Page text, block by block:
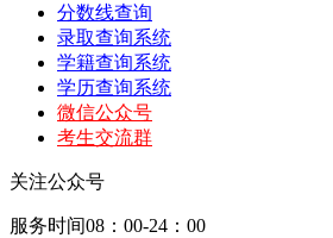
分数线查询
录取查询系统
学籍查询系统
学历查询系统
微信公众号
考生交流群
关注公众号
服务时间08：00-24：00